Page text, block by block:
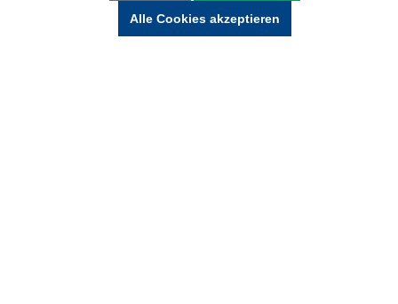
Hinweise zur Batterieentsorgung
Alle Cookies akzeptieren